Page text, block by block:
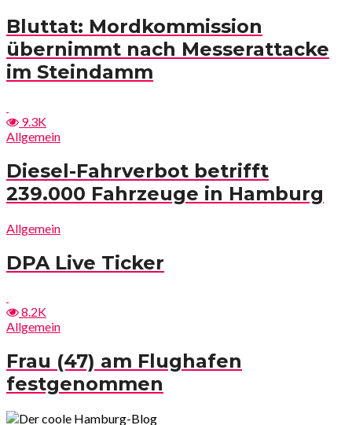
Bluttat: Mordkommission
übernimmt nach Messerattacke
im Steindamm
9.3K
Allgemein
Diesel-Fahrverbot betrifft
239.000 Fahrzeuge in Hamburg
Allgemein
DPA Live Ticker
8.2K
Allgemein
Frau (47) am Flughafen
festgenommen